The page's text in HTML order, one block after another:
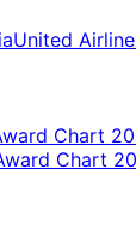
United
Chart
Chart